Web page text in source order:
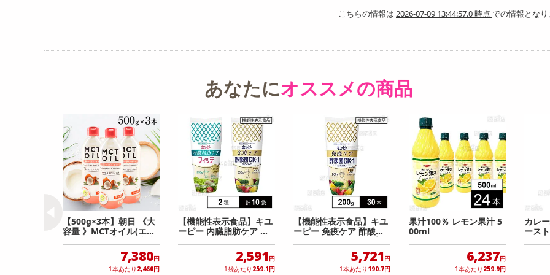
こちらの情報は 2026-07-09 13:44:57.0 時点 での情報とな
あなたにオススメの商品
【500g×3本】朝日 《大
容量 》MCTオイル(エム
7,380円
1本あたり 2,460円
【機能性表示食品】キユ
ーピー 内臓脂肪ケア フ
酢酸菌GK−1マヨネーズ
2,591 円
1袋あたり 259.1円
【機能性表示食品】キユ
ーピー 免疫ケア 酢酸菌G
K−1マヨネーズタイプ 20
5,721 円
1本あたり 190.7円
果汁100％ レモン果汁 5
00ml
6,237円
1本あたり 259.9円
カレ
ース